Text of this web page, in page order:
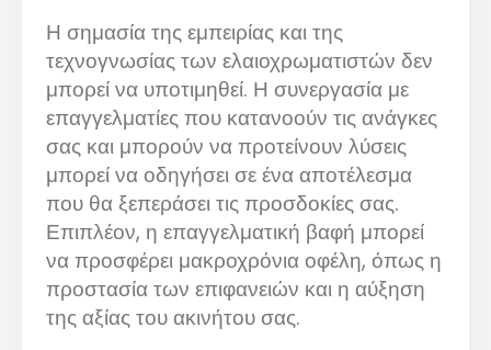
Η σημασία της εμπειρίας και της
τεχνογνωσίας των ελαιοχρωματιστών δεν
μπορεί να υποτιμηθεί. Η συνεργασία με
επαγγελματίες που κατανοούν τις ανάγκες
σας και μπορούν να προτείνουν λύσεις
μπορεί να οδηγήσει σε ένα αποτέλεσμα
που θα ξεπεράσει τις προσδοκίες σας.
Επιπλέον, η επαγγελματική βαφή μπορεί
να προσφέρει μακροχρόνια οφέλη, όπως η
προστασία των επιφανειών και η αύξηση
της αξίας του ακινήτου σας.